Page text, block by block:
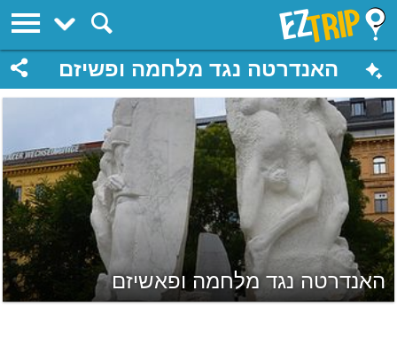
EZTrip
האנדרטה נגד מלחמה ופשיזם
האנדרטה נגד מלחמה ופאשיזם